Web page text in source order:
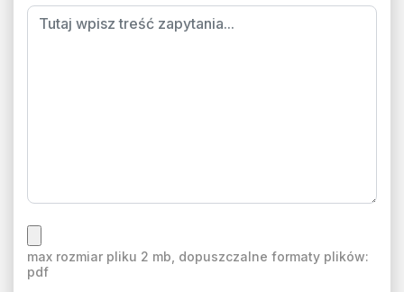
max rozmiar pliku 2 mb, dopuszczalne formaty plików:
pdf